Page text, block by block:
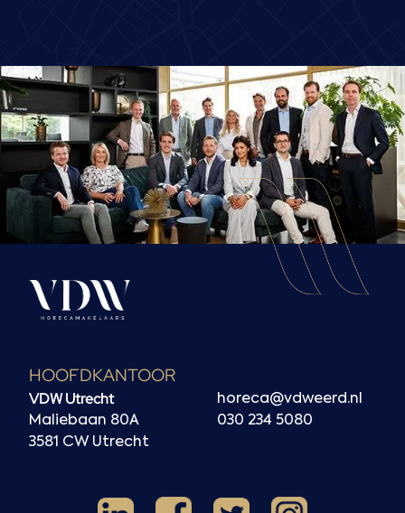
HOOFDKANTOOR
VDW Utrecht
Maliebaan 80A
3581 CW Utrecht
horeca@vdweerd.nl
030 234 5080
LinkedInFacebook
X Instagram